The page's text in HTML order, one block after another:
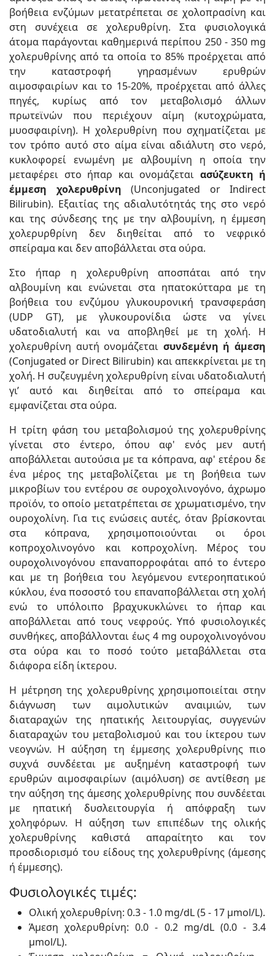
βοήθεια ενζύμων μετα­τρέπεται σε χολοπρασίνη και
στη συνέχεια σε χολερυθρίνη. Στα φυσιολογικά
άτομα παράγονται καθημερινά περίπου 250 - 350 mg
χολερυθρίνης από τα οποία το 85% προέρχεται από
την καταστροφή γηρασμένων ερυθρών
αιμοσφαιρίων και το 15-20%, προέρχεται από άλλες
πηγές, κυρίως από τον μεταβολισμό άλλων
πρωτεϊνών που περιέχουν αίμη (κυτοχρώματα,
μυοσφαιρίνη). Η χολερυθρίνη που σχηματίζεται με
τον τρόπο αυτό στο αίμα είναι αδιάλυτη στο νερό,
κυκλοφορεί ενωμένη με αλβουμίνη η οποία την
μεταφέρει στο ήπαρ και ονομάζεται ασύζευκτη ή
έμμεση χολερυθρίνη (Unconjugated or Indirect
Bilirubin). Εξαιτίας της αδιαλυτότητάς της στο νε­ρό
και της σύνδεσης της με την αλβουμίνη, η έμμεση
χολερυρθρίνη δεν διηθείται από το νεφρικό
σπείραμα και δεν αποβάλλεται στα ούρα.
Στο ήπαρ η χολερυθρίνη αποσπάται από την
αλβουμίνη και ενώνεται στα ηπατοκύτταρα με τη
βοήθεια του ενζύμου γλυκουρονική τρανσφεράση
(UDP GT), με γλυκουρονίδια ώστε να γίνει
υδατοδιαλυτή και να αποβληθεί με τη χολή. Η
χολερυθρίνη αυτή ονομάζεται συνδεμένη ή άμεση
(Conjugated or Direct Bilirubin) και απεκκρίνεται με τη
χολή. Η συζευγμένη χολερυθρίνη είναι υδατοδιαλυτή
γι’ αυτό και διηθείται από το σπείραμα και
εμφανίζεται στα ούρα.
Η τρίτη φάση του μεταβολισμού της χολερυθρίνης
γίνεται στο έντερο, όπου αφ' ενός μεν αυτή
αποβάλλεται αυτούσια με τα κόπρανα, αφ' ετέρου δε
έ­να μέρος της μεταβολίζεται με τη βοήθεια των
μικροβίων του εντέρου σε ουροχολινογόνο, άχρωμο
προϊόν, το οποίο μετατρέπεται σε χρωματισμένο, την
ουροχολίνη. Για τις ενώσεις αυτές, όταν βρίσκονται
στα κόπρανα, χρησιμοποιούνται οι όροι
κοπροχολινογόνο και κοπροχολίνη. Μέρος του
ουροχολινογόνου επαναπορροφάται από το έντερο
και με τη βοήθεια του λεγόμενου εντεροηπατικού
κύκλου, ένα ποσοστό του επαναποβάλλεται στη χολή
ενώ το υπόλοιπο βραχυκυκλώνει το ήπαρ και
αποβάλλεται από τους νεφρούς. Υπό φυσιολογικές
συνθήκες, αποβάλλονται έως 4 mg ουροχολινογόνου
στα ούρα και το ποσό τούτο μεταβάλλεται στα
διάφορα είδη ίκτερου.
Η μέτρηση της χολερυθρίνης χρησιμοποιείται στην
διάγνωση των αιμολυτικών αναιμιών, των
διαταραχών της ηπατικής λειτουργίας, συγγενών
διαταραχών του μεταβολισμού και του ίκτερου των
νεογνών. Η αύξηση τη έμμεσης χολερυθρίνης πιο
συχνά συνδέεται με αυξημένη καταστροφή των
ερυθρών αιμοσφαιρίων (αιμόλυση) σε αντίθεση με
την αύξηση της άμεσης χολερυθρίνης που συνδέεται
με ηπατική δυσλειτουργία ή απόφραξη των
χοληφόρων. Η αύξηση των επιπέδων της ολικής
χολερυθρίνης καθιστά απαραίτητο και τον
προσδιορισμό του είδους της χολερυθρίνης (άμεσης
ή έμμεσης).
Φυσιολογικές τιμές:
Ολική χολερυθρίνη: 0.3 - 1.0 mg/dL (5 - 17 µmol/L).
Άμεση χολερυθρίνη: 0.0 - 0.2 mg/dL (0.0 - 3.4
µmol/L).